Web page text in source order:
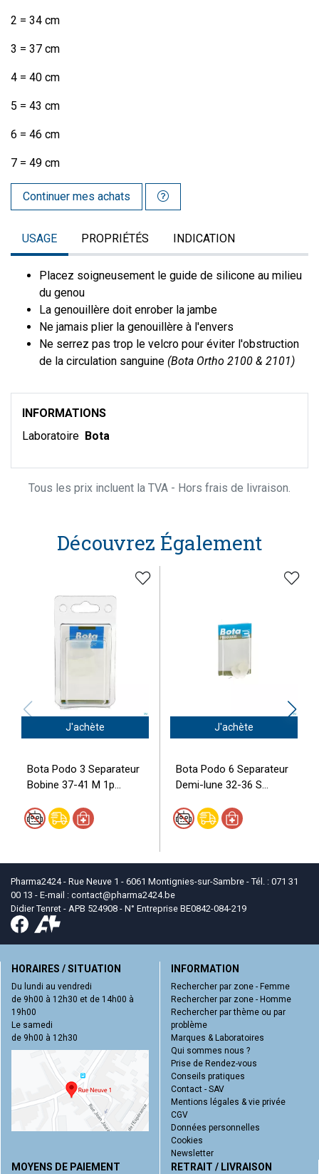
2 = 34 cm
3 = 37 cm
4 = 40 cm
5 = 43 cm
6 = 46 cm
7 = 49 cm
Continuer mes achats
USAGE PROPRIÉTÉS INDICATION
Placez soigneusement le guide de silicone au milieu
du genou
La genouillère doit enrober la jambe
Ne jamais plier la genouillère à l'envers
Ne serrez pas trop le velcro pour éviter l'obstruction
de la circulation sanguine (Bota Ortho 2100 & 2101)
INFORMATIONS
Laboratoire Bota
Tous les prix incluent la TVA - Hors frais de livraison.
Découvrez Également
J'achète
Bota Podo 3 Separateur
Bobine 37-41 M 1p...
J'achète
Bota Podo 6 Separateur
Demi-lune 32-36 S...
Pharma2424 - Rue Neuve 1 - 6061 Montignies-sur-Sambre - Tél. : 071 31
00 13 - E-mail : contact@pharma2424.be
Didier Tenret - APB 524908 - N° Entreprise BE0842-084-219
HORAIRES / SITUATION
Du lundi au vendredi
de 9h00 à 12h30 et de 14h00 à
19h00
Le samedi
de 9h00 à 12h30
INFORMATION
Rechercher par zone - Femme
Rechercher par zone - Homme
Rechercher par thème ou par
problème
Marques & Laboratoires
Qui sommes nous ?
Prise de Rendez-vous
Conseils pratiques
Contact - SAV
Mentions légales & vie privée
CGV
Données personnelles
Cookies
Newsletter
MOYENS DE PAIEMENT RETRAIT / LIVRAISON